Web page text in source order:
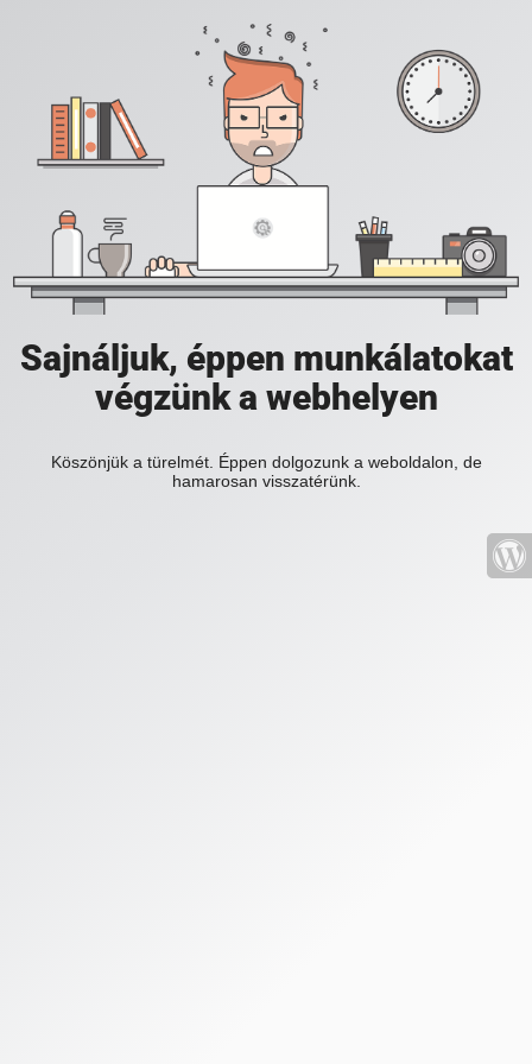
Sajnáljuk, éppen munkálatokat
végzünk a webhelyen
Köszönjük a türelmét. Éppen dolgozunk a weboldalon, de
hamarosan visszatérünk.